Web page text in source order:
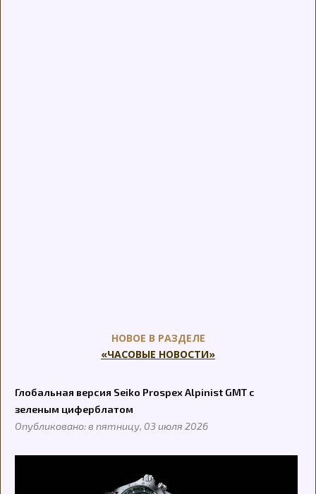
НОВОЕ В РАЗДЕЛЕ
«ЧАСОВЫЕ НОВОСТИ»
Глобальная версия Seiko Prospex Alpinist GMT с
зеленым циферблатом
Опубликовано: в пятницу, 03 июля 2026